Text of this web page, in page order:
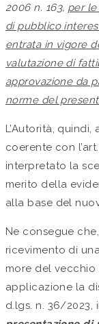
2006 n. 163, per le
di pubblico
entrata in vigore
valutazione di
approvazione da
norme del
L’Autorità,
coerente con
interpretato la
merito della
alla base del
Ne consegue
ricevimento di
more del
applicazione la
d.lgs. n. 36/2023,